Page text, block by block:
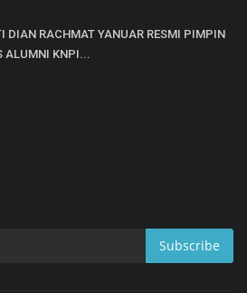
DIAN RACHMAT YANUAR RESMI PIMPIN
ALUMNI KNPI...
Subscribe